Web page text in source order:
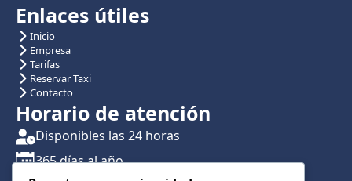
Enlaces útiles
Inicio
Empresa
Tarifas
Reservar Taxi
Contacto
Horario de atención
Disponibles las 24 horas
365 días al año